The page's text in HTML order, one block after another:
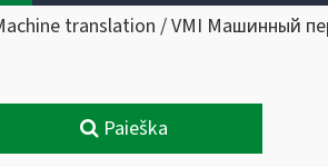
translation / VMI Машинный
Paieška